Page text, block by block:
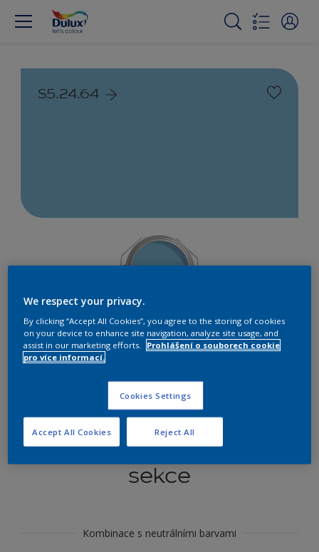
S5.24.64
Najít výrobek v tomto odstínu
Koordinovat barevné
sekce
Kombinace s neutrálními barvami
We respect your privacy.
By clicking “Accept All Cookies”, you agree to the storing of cookies
on your device to enhance site navigation, analyze site usage, and
assist in our marketing efforts.
Prohlášení o souborech cookie
pro více informací.
Cookies Settings
Reject All
Accept All Cookies